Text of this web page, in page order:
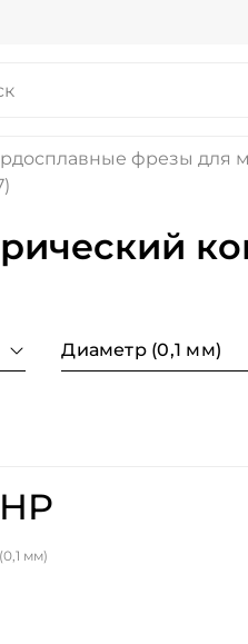
фрезы для
Диаметр (0,1 мм)
мм)